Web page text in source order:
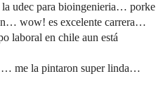
la udec para bioingenieria… porke
wow! es excelente carrera…
laboral en chile aun está
… me la pintaron super linda…